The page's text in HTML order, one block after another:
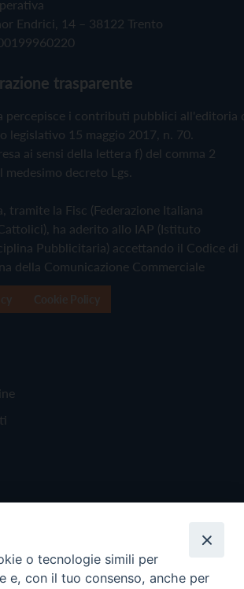
Endrici, 14 – 38122 Trento
trasparente
percepisce i contributi pubblici all'editoria
legislativo 15 maggio 2017, n. 70.
ai sensi della lettera f) del comma 2
medesimo decreto Lgs.
tramite la Fisc (Federazione Italiana
ha aderito allo IAP (Istituto
Pubblicitaria) accettando il Codice di
della Comunicazione Commerciale
o tecnologie simili per
e, con il tuo consenso, anche per